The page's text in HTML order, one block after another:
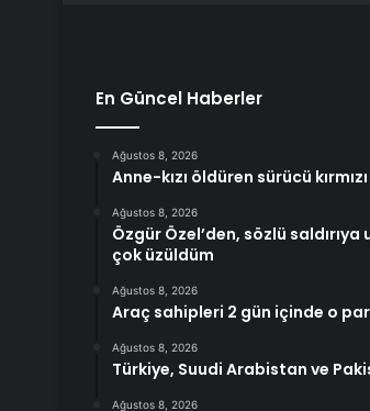
En Güncel Haberler
Ağustos 8, 2026
Anne-kızı öldüren sürücü
Ağustos 8, 2026
Özgür Özel’den, sözlü
çok üzüldüm
Ağustos 8, 2026
Araç sahipleri 2 gün içinde o
Ağustos 8, 2026
Türkiye, Suudi Arabistan ve
Ağustos 8, 2026